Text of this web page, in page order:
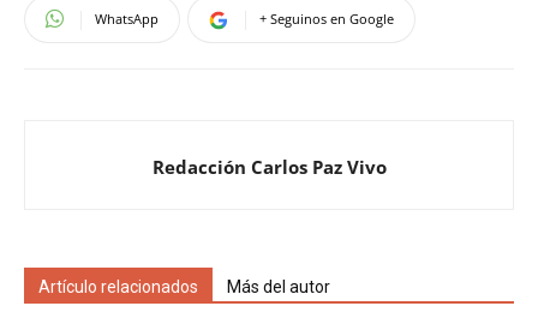
WhatsApp + Seguinos en Google
Redacción Carlos Paz Vivo
Artículo relacionados Más del autor